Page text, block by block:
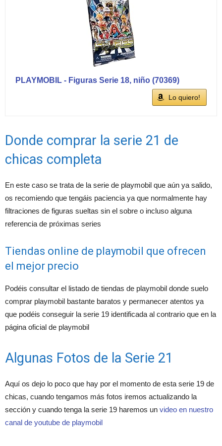
PLAYMOBIL - Figuras Serie 18, niño (70369)
Lo quiero!
Donde comprar la serie 21 de
chicas completa
En este caso se trata de la serie de playmobil que aún ya salido,
os recomiendo que tengáis paciencia ya que normalmente hay
filtraciones de figuras sueltas sin el sobre o incluso alguna
referencia de próximas series
Tiendas online de playmobil que ofrecen
el mejor precio
Podéis consultar el listado de tiendas de playmobil donde suelo
comprar playmobil bastante baratos y permanecer atentos ya
que podéis conseguir la serie 19 identificada al contrario que en la
página oficial de playmobil
Algunas Fotos de la Serie 21
Aquí os dejo lo poco que hay por el momento de esta serie 19 de
chicas, cuando tengamos más fotos iremos actualizando la
sección y cuando tenga la serie 19 haremos un video en nuestro
canal de youtube de playmobil